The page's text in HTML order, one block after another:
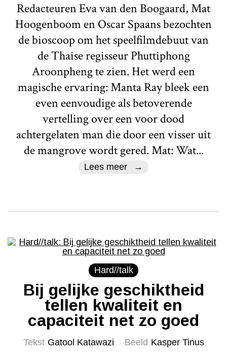
Redacteuren Eva van den Boogaard, Mat
Hoogenboom en Oscar Spaans bezochten
de bioscoop om het speelfilmdebuut van
de Thaise regisseur Phuttiphong
Aroonpheng te zien. Het werd een
magische ervaring: Manta Ray bleek een
even eenvoudige als betoverende
vertelling over een voor dood
achtergelaten man die door een visser uit
de mangrove wordt gered. Mat: Wat...
Lees meer
Hard//talk
Bij gelijke geschiktheid
tellen kwaliteit en
capaciteit net zo goed
Tekst Gatool Katawazi Beeld Kasper Tinus